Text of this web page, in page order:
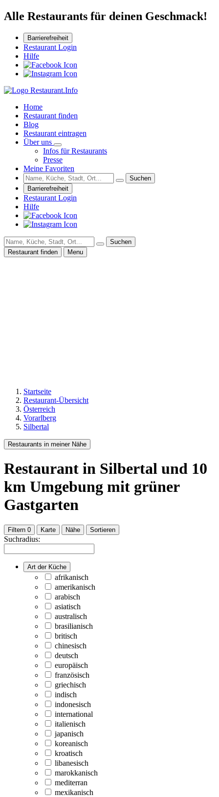
Alle Restaurants für deinen Geschmack!
Barrierefreiheit
Restaurant Login
Hilfe
Home
Restaurant finden
Blog
Restaurant eintragen
Über uns
Infos für Restaurants
Presse
Meine Favoriten
Suchen
Barrierefreiheit
Restaurant Login
Hilfe
Suchen
Restaurant finden
Menu
Startseite
Restaurant-Übersicht
Österreich
Vorarlberg
Silbertal
Restaurants in meiner Nähe
Restaurant in Silbertal und 10
km Umgebung mit grüner
Gastgarten
Filtern 0 Karte Nähe Sortieren
Suchradius:
Art der Küche
afrikanisch
amerikanisch
arabisch
asiatisch
australisch
brasilianisch
britisch
chinesisch
deutsch
europäisch
französisch
griechisch
indisch
indonesisch
international
italienisch
japanisch
koreanisch
kroatisch
libanesisch
marokkanisch
mediterran
mexikanisch